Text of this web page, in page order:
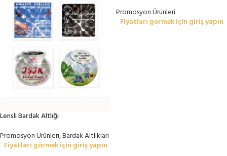
Lensli Bardak Altlığı
Promosyon Ürünleri,Bardak Altlıkları
Fiyatları görmek için giriş yapın
Promosyon Ürünleri
Fiyatları görmek için giriş yapın